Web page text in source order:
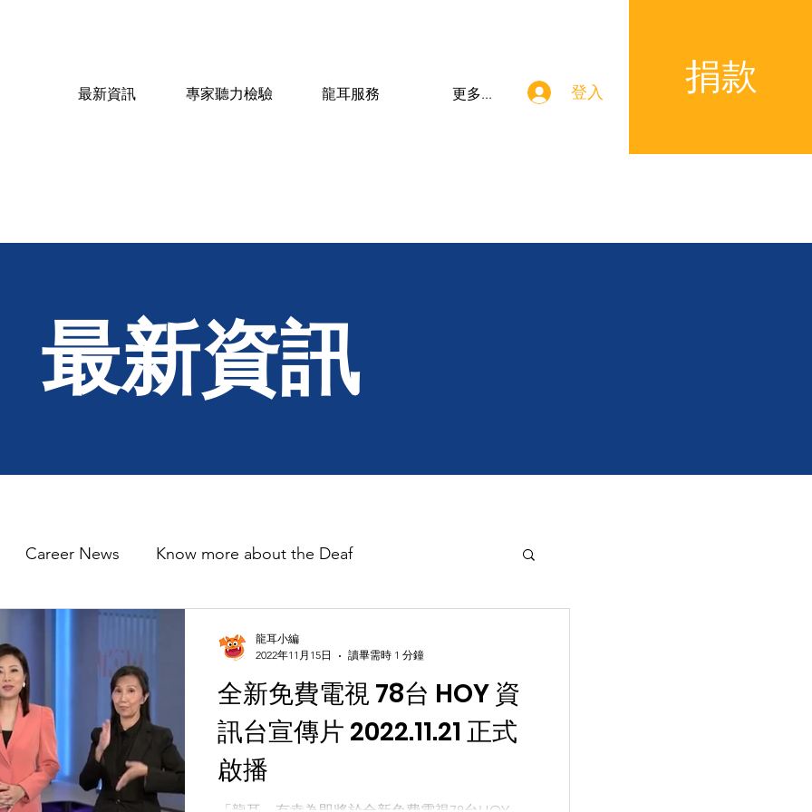
最新資訊 專家聽力檢驗 龍耳服務 更多... 登入 捐款
​最新資訊
Career News Know more about the Deaf
Silence’s Friends
全新免費電視 78台 HOY 資
訊台宣傳片 2022.11.21 正式
啟播
龍耳小編
2022年11月15日
讀畢需時 1 分鐘